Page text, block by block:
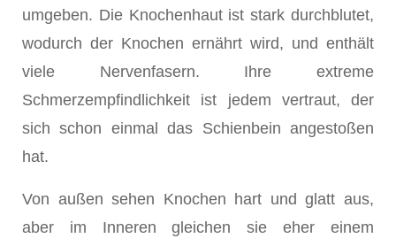
umgeben. Die Knochenhaut ist stark durchblutet,
wodurch der Knochen ernährt wird, und enthält
viele Nervenfasern. Ihre extreme
Schmerzempfindlichkeit ist jedem vertraut, der
sich schon einmal das Schienbein angestoßen
hat.
Von außen sehen Knochen hart und glatt aus,
aber im Inneren gleichen sie eher einem